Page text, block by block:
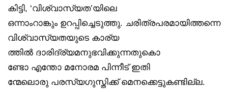
കിട്ടി, ‘വിശ്വാസ്യത’യിലെ
ഒന്നാംറാങ്കും ഉറപ്പിച്ചെടുത്തു. ചരിത്രപരമായിത്തന്നെ
വിശ്വാസ്യതയുടെ കാര്യ
ത്തിൽ ദാരിദ്ര്യമനുഭവിക്കുന്നതുകൊ
ണ്ടോ എന്തോ മനോരമ പിന്നീട് ഇതി
ന്മേലൊരു പരസ്യഗുസ്തിക്ക് മെനക്കെട്ടുകണ്ടില്ല.